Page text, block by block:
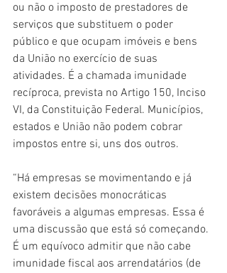
ou não o imposto de prestadores de
serviços que substituem o poder
público e que ocupam imóveis e bens
da União no exercício de suas
atividades. É a chamada imunidade
recíproca, prevista no Artigo 150, Inciso
VI, da Constituição Federal. Municípios,
estados e União não podem cobrar
impostos entre si, uns dos outros.
“Há empresas se movimentando e já
existem decisões monocráticas
favoráveis a algumas empresas. Essa é
uma discussão que está só começando.
É um equívoco admitir que não cabe
imunidade fiscal aos arrendatários (de